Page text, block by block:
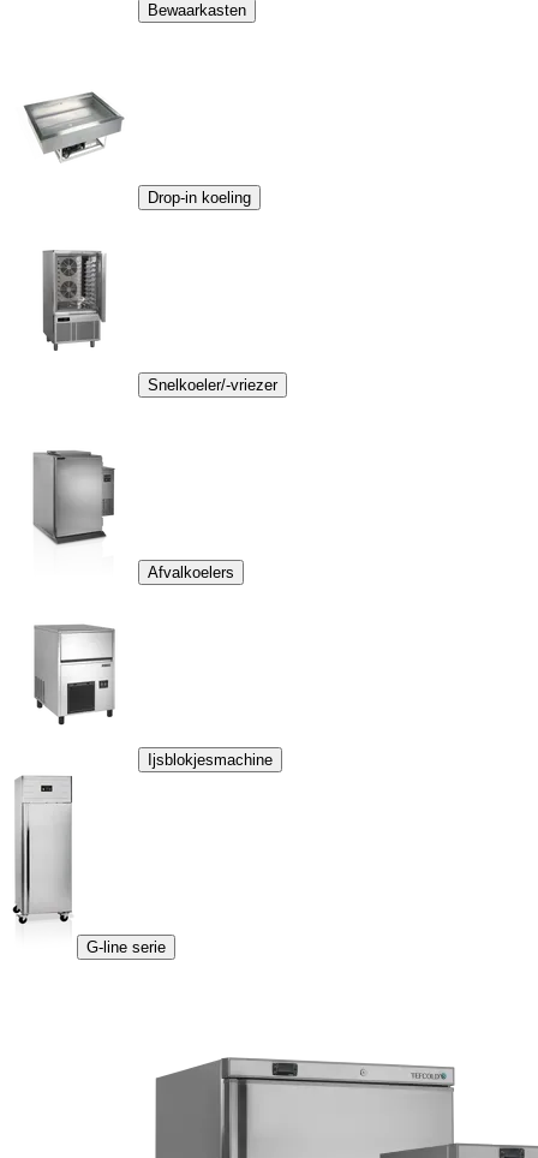
Bewaarkasten
Drop-in koeling
Snelkoeler/-vriezer
Afvalkoelers
Ijsblokjesmachine
G-line serie